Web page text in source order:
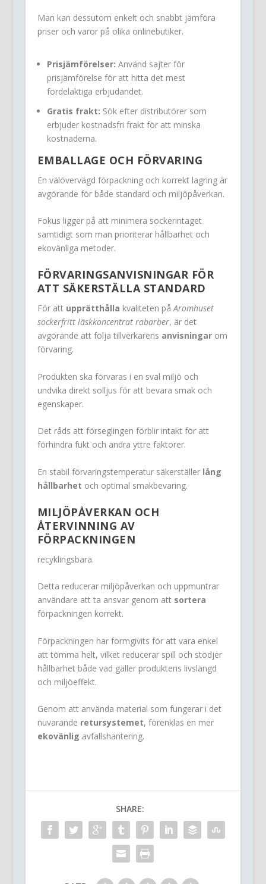
Man kan dessutom enkelt och snabbt jämföra
priser och varor på olika onlinebutiker.
Prisjämförelser: Använd sajter för
prisjämförelse för att hitta det mest
fördelaktiga erbjudandet.
Gratis frakt: Sök efter distributörer som
erbjuder kostnadsfri frakt för att minska
kostnaderna.
EMBALLAGE OCH FÖRVARING
En välövervägd förpackning och korrekt lagring är
avgörande för både standard och miljöpåverkan.
Fokus ligger på att minimera sockerintaget
samtidigt som man prioriterar hållbarhet och
ekovänliga metoder.
FÖRVARINGSANVISNINGAR FÖR
ATT SÄKERSTÄLLA STANDARD
För att upprätthålla kvaliteten påAromhuset
sockerfritt läskkoncentrat rabarber, är det
avgörande att följa tillverkarens anvisningarom
förvaring.
Produkten ska förvaras i en sval miljö och
undvika direkt solljus för att bevara smak och
egenskaper.
Det råds att förseglingen förblir intakt för att
förhindra fukt och andra yttre faktorer.
En stabil förvaringstemperatur säkerställer lång
hållbarhet och optimal smakbevaring.
MILJÖPÅVERKAN OCH
ÅTERVINNING AV
FÖRPACKNINGEN
recyklingsbara.
Detta reducerar miljöpåverkan och uppmuntrar
användare att ta ansvar genom att sortera
förpackningen korrekt.
Förpackningen har formgivits för att vara enkel
att tömma helt, vilket reducerar spill och stödjer
hållbarhet både vad gäller produktens livslängd
och miljöeffekt.
Genom att använda material som fungerar i det
nuvarande retursystemet, förenklas en mer
ekovänlig avfallshantering.
SHARE: